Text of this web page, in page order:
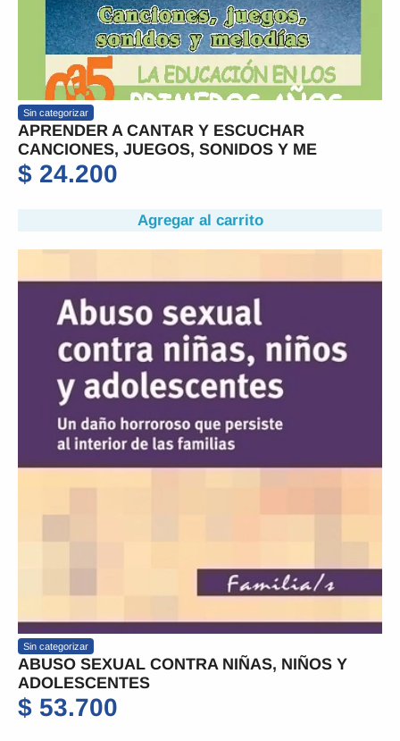
Sin categorizar
APRENDER A CANTAR Y ESCUCHAR
CANCIONES, JUEGOS, SONIDOS Y ME
$ 24.200
Agregar al carrito
Sin categorizar
ABUSO SEXUAL CONTRA NIÑAS, NIÑOS Y
ADOLESCENTES
$ 53.700